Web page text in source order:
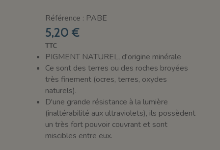
Référence : PABE
5,20 €
TTC
PIGMENT NATUREL, d'origine minérale
Ce sont des terres ou des roches broyées
très finement (ocres, terres, oxydes
naturels).
D'une grande résistance à la lumière
(inaltérabilité aux ultraviolets), ils possèdent
un très fort pouvoir couvrant et sont
miscibles entre eux.